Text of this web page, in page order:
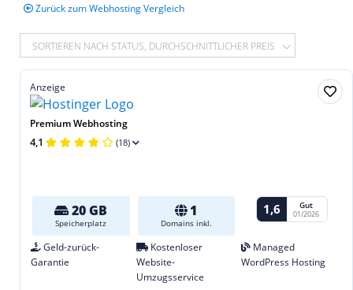
Zurück zum Webhosting Vergleich
SORTIEREN NACH STATUS, DURCHSCHNITTLICHER PREIS
Anzeige
Premium Webhosting
4,1 (18)
20 GB
Speicherplatz
1
Domains inkl.
1,6 Gut
01/2026
Geld-zurück-
Garantie
Kostenloser
Website-
Umzugsservice
Managed
WordPress Hosting